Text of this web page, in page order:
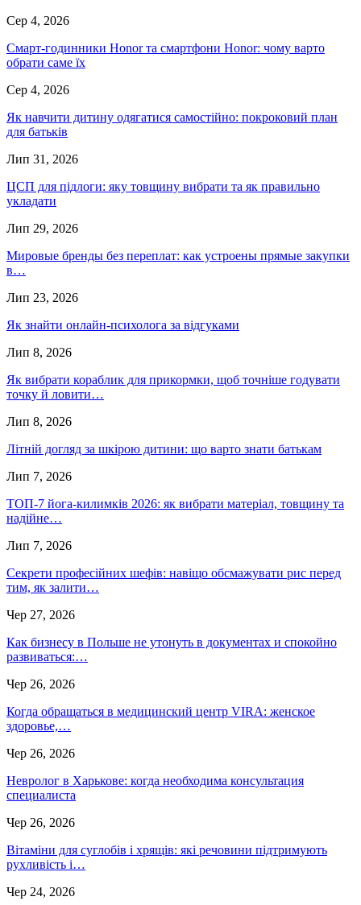
Сер 4, 2026
Смарт-годинники Honor та смартфони Honor: чому варто
обрати саме їх
Сер 4, 2026
Як навчити дитину одягатися самостійно: покроковий план
для батьків
Лип 31, 2026
ЦСП для підлоги: яку товщину вибрати та як правильно
укладати
Лип 29, 2026
Мировые бренды без переплат: как устроены прямые закупки
в…
Лип 23, 2026
Як знайти онлайн-психолога за відгуками
Лип 8, 2026
Як вибрати кораблик для прикормки, щоб точніше годувати
точку й ловити…
Лип 8, 2026
Літній догляд за шкірою дитини: що варто знати батькам
Лип 7, 2026
ТОП-7 йога-килимків 2026: як вибрати матеріал, товщину та
надійне…
Лип 7, 2026
Секрети професійних шефів: навіщо обсмажувати рис перед
тим, як залити…
Чер 27, 2026
Как бизнесу в Польше не утонуть в документах и спокойно
развиваться:…
Чер 26, 2026
Когда обращаться в медицинский центр VIRA: женское
здоровье,…
Чер 26, 2026
Невролог в Харькове: когда необходима консультация
специалиста
Чер 26, 2026
Вітаміни для суглобів і хрящів: які речовини підтримують
рухливість і…
Чер 24, 2026